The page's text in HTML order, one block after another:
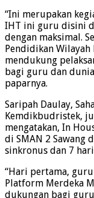
“Ini merupakan
IHT ini guru disini
dengan maksimal.
Pendidikan Wilayah
mendukung
bagi guru dan
paparnya.
Saripah Daulay,
Kemdikbudristek,
mengatakan, In
di SMAN 2 Sawang
sinkronus dan 7
“Hari pertama,
Platform Merdeka
dukungan bagi